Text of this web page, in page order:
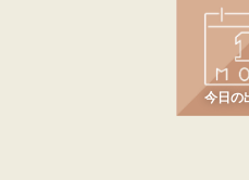
今日の